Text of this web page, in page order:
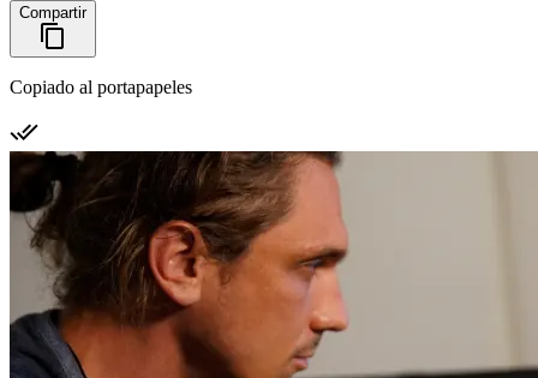
Compartir
Copiado al portapapeles